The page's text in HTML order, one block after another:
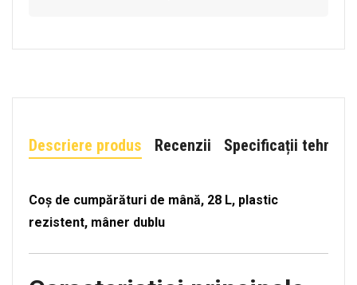
Descriere produs Recenzii Specificații tehnice
Coș de cumpărături de mână, 28 L, plastic
rezistent, mâner dublu